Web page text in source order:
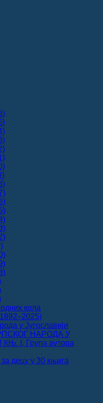
кола
у Југославији
НАРОДА У
I, Група аутора
децу у 30 књига